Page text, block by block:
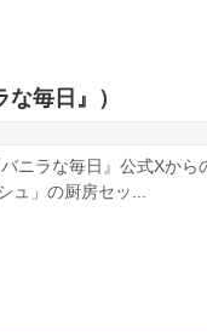
毎日』）
ニラな毎日』公式Xから
ュ」の厨房セッ...